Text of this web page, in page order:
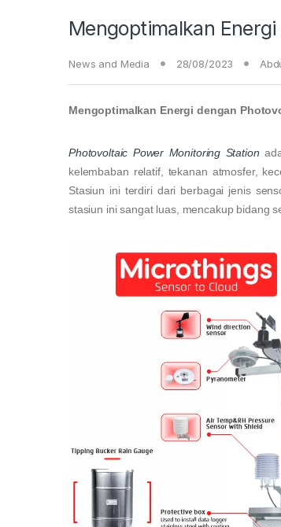
Mengoptimalkan
News and Media 28/08/2023
Mengoptimalkan Energi dengan
Photovoltaic Power Monitoring Station
kelembaban relatif, tekanan atmosfer,
Stasiun ini terdiri dari berbagai jenis
stasiun ini sangat luas, mencakup bidang